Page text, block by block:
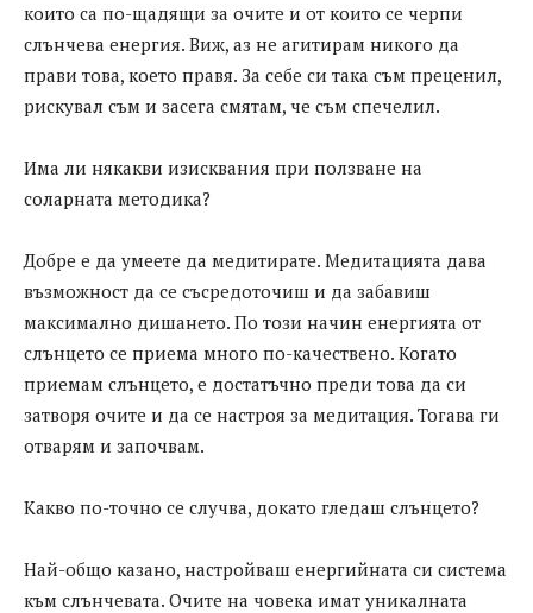
които са по-щадящи за очите и от които се черпи
слънчева енергия. Виж, аз не агитирам никого да
прави това, което правя. За себе си така съм преценил,
рискувал съм и засега смятам, че съм спечелил.
Има ли някакви изисквания при ползване на
соларната методика?
Добре е да умеете да медитирате. Медитацията дава
възможност да се съсредоточиш и да забавиш
максимално дишането. По този начин енергията от
слънцето се приема много по-качествено. Когато
приемам слънцето, е достатъчно преди това да си
затворя очите и да се настроя за медитация. Тогава ги
отварям и започвам.
Какво по-точно се случва, докато гледаш слънцето?
Най-общо казано, настройваш енергийната си система
към слънчевата. Очите на човека имат уникалната